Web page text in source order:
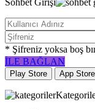
Sohbet Girişi
* Şifreniz yoksa boş
İLE BAĞLAN
Play Store App Store